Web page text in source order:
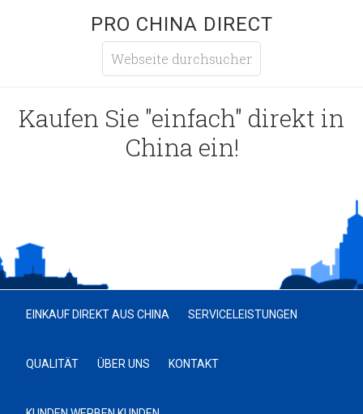
PRO CHINA DIRECT
Kaufen Sie "einfach" direkt in
China ein!
EINKAUF DIREKT AUS CHINA SERVICELEISTUNGEN
QUALITÄT ÜBER UNS KONTAKT